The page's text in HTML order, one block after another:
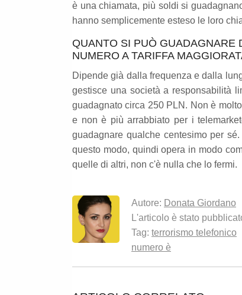
è una chiamata, più soldi si
hanno semplicemente esteso le loro
QUANTO SI PUÒ GUADAGNARE
NUMERO A TARIFFA
Dipende già dalla frequenza e dalla
gestisce una società a responsabilità
guadagnato circa 250 PLN. Non è
e non è più arrabbiato per i
guadagnare qualche centesimo per
questo modo, quindi opera in modo
quelle di altri, non c'è nulla che lo fermi.
Autore: Donata Giordano
L'articolo è stato
Tag: terrorismo telefonico
numero è